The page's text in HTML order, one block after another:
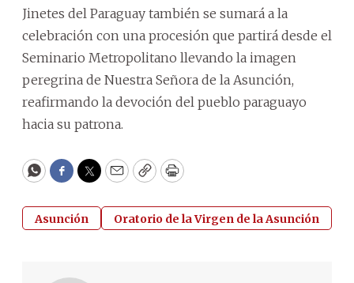
Jinetes del Paraguay también se sumará a la
celebración con una procesión que partirá desde el
Seminario Metropolitano llevando la imagen
peregrina de Nuestra Señora de la Asunción,
reafirmando la devoción del pueblo paraguayo
hacia su patrona.
WhatsApp
Facebook
Twitter
EmailCopyPrint
Asunción Oratorio de la Virgen de la Asunción